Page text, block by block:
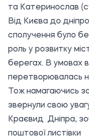
та Катеринослав
Від Києва до
сполучення було
роль у розвитку
берегах. В умовах
перетворювалась
Тож намагаючись
звернули свою
Краєвид Дніпра,
поштової листівки